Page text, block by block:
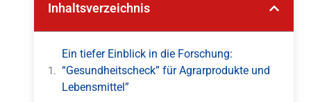
Inhaltsverzeichnis
Ein tiefer Einblick in die Forschung:
“Gesundheitscheck” für Agrarprodukte und
Lebensmittel”